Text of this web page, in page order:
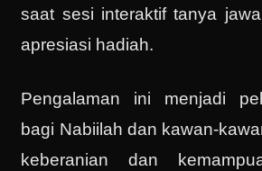
saat sesi interaktif tanya
apresiasi hadiah.
Pengalaman ini menjadi
bagi Nabiilah dan kawan-
keberanian dan